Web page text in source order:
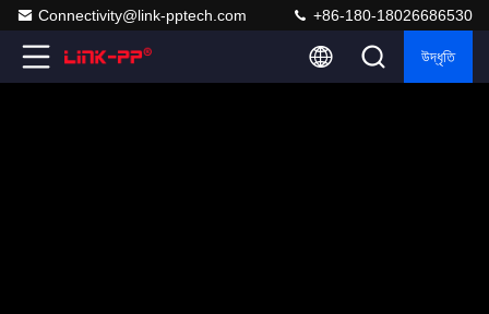
Connectivity@link-pptech.com +86-180-18026686530
উদ্ধৃতি